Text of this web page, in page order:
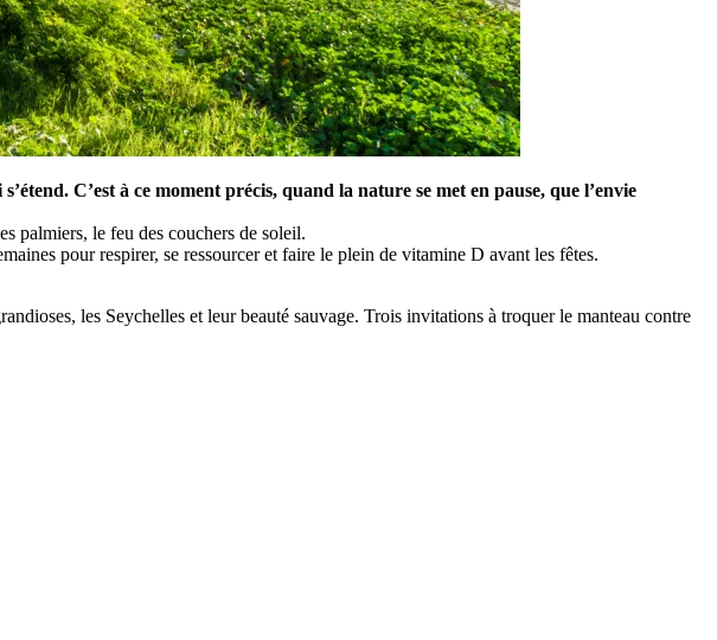
C’est à ce moment précis, quand la nature se met en pause, que l’envie
palmiers, le feu des couchers de soleil.
pour respirer, se ressourcer et faire le plein de vitamine D avant les fêtes.
les Seychelles et leur beauté sauvage. Trois invitations à troquer le manteau contre